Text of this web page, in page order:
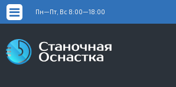
Пн—Пт, Вс 8:00—18:00